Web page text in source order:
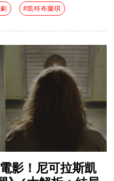
#凱特布蘭琪
影！尼可拉斯凱